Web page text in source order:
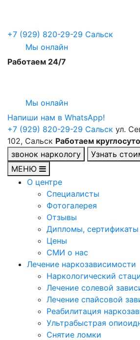
+7 (929) 820-29-29 Сальск
Мы онлайн
Работаем 24/7
Мы онлайн
Напиши нам в WhatsApp!
+7 (929) 820-29-29 Сальск ул.
102, Сальск Работаем
звонок наркологу
Узнать
МЕНЮ
О центре
Специалисты
Фотогалерея
Отзывы
Дипломы, сертификаты
Цены
СМИ о нас
Лечение наркозависимости
Наркологический
Лечение солевой
Лечение спайсовой
Реабилитация
Ультрабыстрая
Снятие ломки